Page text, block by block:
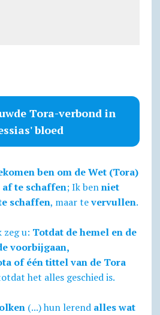
Tora-verbond in
bloed
ben om de Wet (Tora)
te schaffen; Ik benniet
schaffen, maar tevervullen.
zeg u: Totdat de hemel en de
voorbijgaan,
of één tittel van de Tora
het alles geschied is.
(...) hun lerend alles wat